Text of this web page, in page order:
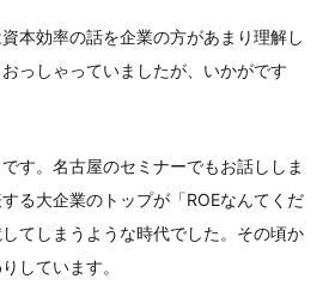
本効率の話を企業の方があまり理解し
っしゃっていましたが、いかがです
す。名古屋のセミナーでもお話ししま
る大企業のトップが「ROEなんてくだ
てしまうような時代でした。その頃か
しています。